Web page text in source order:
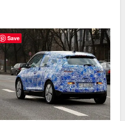
Save